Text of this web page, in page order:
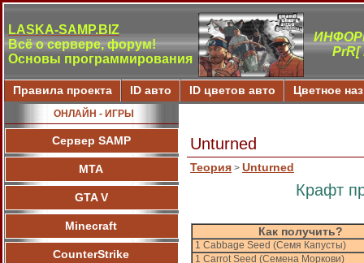
LASKA-SAMP.BIZ
Всё о сервере, форум!
Основы программирования
PrR[
Правила проекта ID авто ID цветов авто Цветное
ОНЛАЙН - ИГРЫ
Сервер SAMP
МТА
GTA V
Minecraft
CounterStrike
Unturned
Теория > Unturned
Крафт
Как получить?
1 Cabbage Seed (Семя Капусты)
1 Carrot Seed (Семена Моркови)